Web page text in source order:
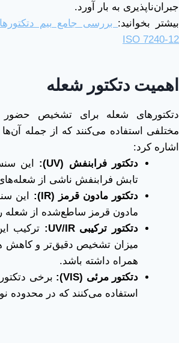
جبران‌ناپذیری به بار آورد.
بیشتر بخوانید: بررسی جامع بیم
ISO 7240-12
اهمیت دتکتور شعله
دتکتورهای شعله برای تشخیص حضور
مختلفی استفاده می‌کنند که از جمله آن‌ها
اشاره کرد:
دتکتور فرابنفش (UV):
این
تابش فرابنفش ناشی از
دتکتور مادون قرمز
(IR):
این
مادون قرمز ساطع‌شده از شعله
دتکتور ترکیبی UV/IR:
ترکیب
میزان تشخیص دقیق‌تر و کاهش
همراه داشته باشد.
دتکتور مرئی (VIS):
برخی
استفاده می‌کنند که در محدوده